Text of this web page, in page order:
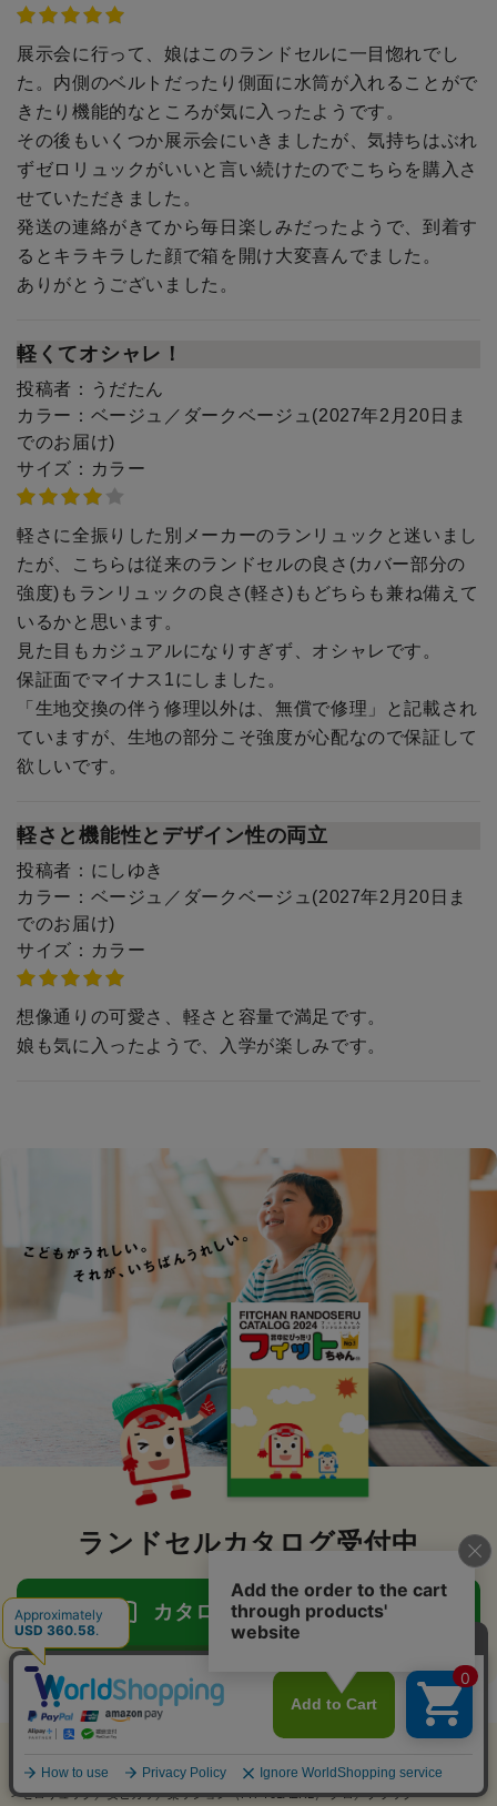
展示会に行って、娘はこのランドセルに一目惚れでし
た。内側のベルトだったり側面に水筒が入れることがで
きたり機能的なところが気に入ったようです。
その後もいくつか展示会にいきましたが、気持ちはぶれ
ずゼロリュックがいいと言い続けたのでこちらを購入さ
せていただきました。
発送の連絡がきてから毎日楽しみだったようで、到着す
るとキラキラした顔で箱を開け大変喜んでました。
ありがとうございました。
軽くてオシャレ！
投稿者：
うだたん
カラー： ベージュ／ダークベージュ(2027年2月20日ま
でのお届け)
サイズ： カラー
軽さに全振りした別メーカーのランリュックと迷いまし
たが、こちらは従来のランドセルの良さ(カバー部分の
強度)もランリュックの良さ(軽さ)もどちらも兼ね備えて
いるかと思います。
見た目もカジュアルになりすぎず、オシャレです。
保証面でマイナス1にしました。
「生地交換の伴う修理以外は、無償で修理」と記載され
ていますが、生地の部分こそ強度が心配なので保証して
欲しいです。
軽さと機能性とデザイン性の両立
投稿者： にしゆき
カラー： ベージュ／ダークベージュ(2027年2月20日ま
でのお届け)
サイズ： カラー
想像通りの可愛さ、軽さと容量で満足です。
娘も気に入ったようで、入学が楽しみです。
ランドセルカタログ受付中
カタログ請求はこちら
アイテム比較
アイテムを全削除
ランドセルのフィットちゃん >男の子に人気のランドセル
黒（クロ・グレー）の男の子向けランドセル
>ゼロリュック／安ピカッ／楽ッション（FIT-701AZRL） クロ／ブラック